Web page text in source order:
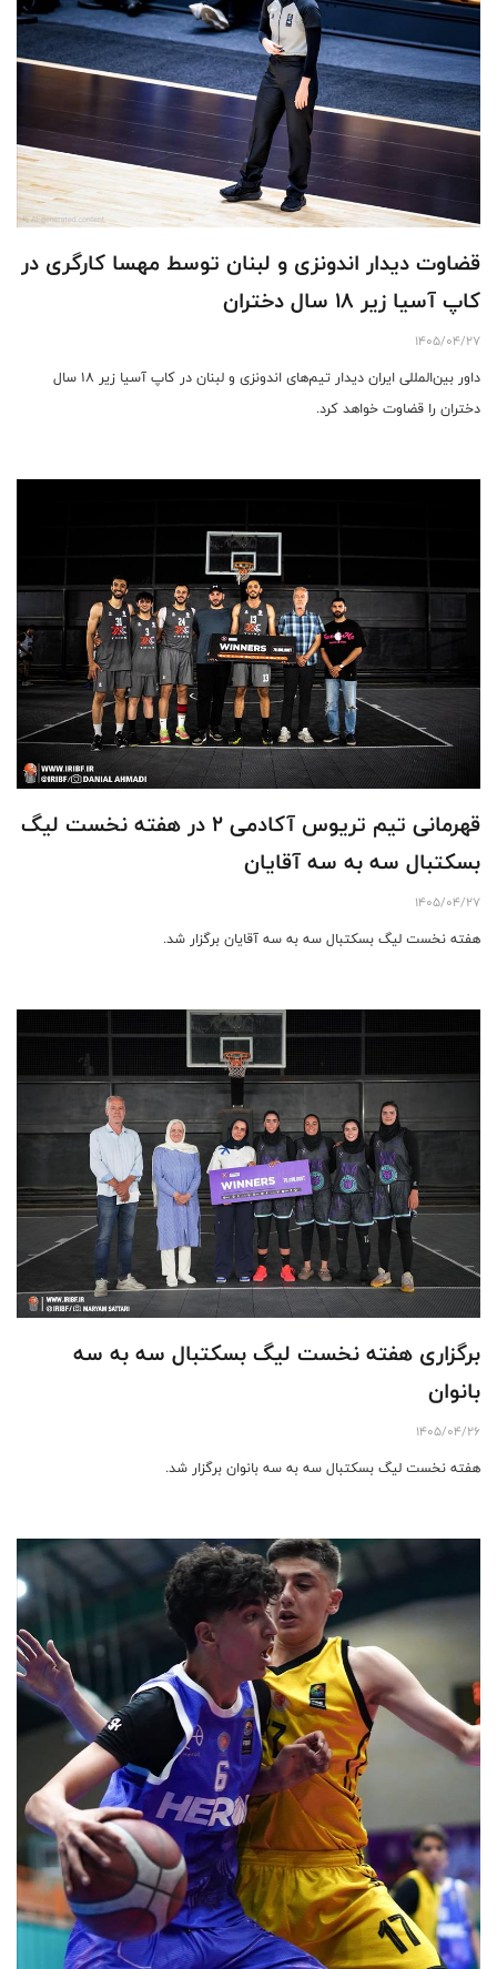
قضاوت دیدار اندونزی و لبنان توسط مهسا کارگری در
کاپ آسیا زیر ۱۸ سال دختران
1405/04/27
داور بین‌المللی ایران دیدار تیم‌های اندونزی و لبنان در کاپ آسیا زیر ۱۸ سال
دختران را قضاوت خواهد کرد‌.
قهرمانی تیم تریوس آکادمی ۲ در هفته نخست لیگ
بسکتبال سه به سه آقایان
1405/04/27
هفته نخست لیگ بسکتبال سه به سه آقایان برگزار شد.
برگزاری هفته نخست لیگ بسکتبال سه به سه
بانوان
1405/04/26
هفته نخست لیگ بسکتبال سه به سه بانوان برگزار شد.